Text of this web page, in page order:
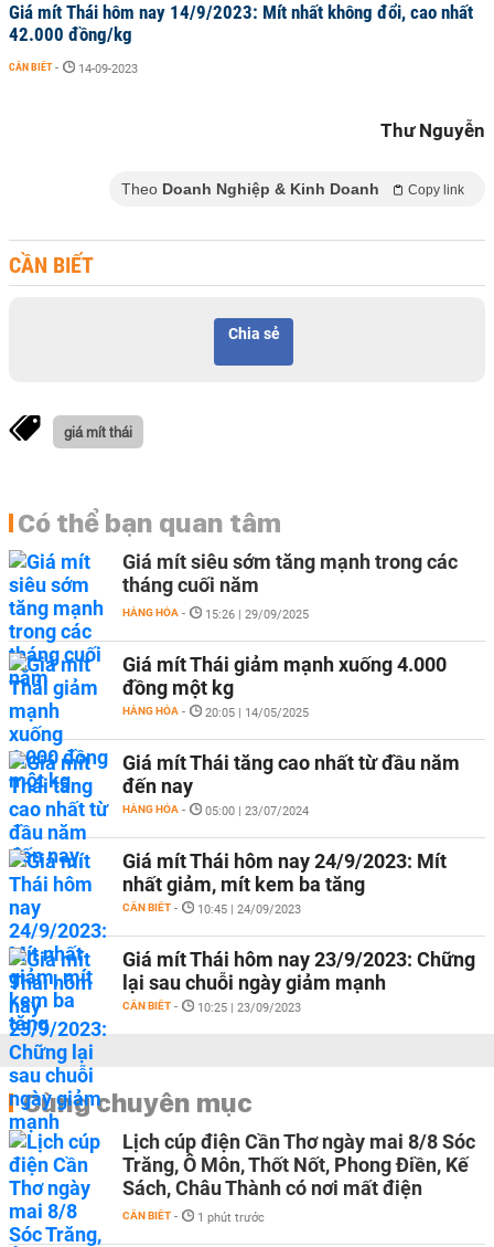
Giá mít Thái hôm nay 14/9/2023: Mít nhất không đổi, cao nhất
42.000 đồng/kg
CẦN BIẾT - 14-09-2023
Thư Nguyễn
Theo Doanh Nghiệp & Kinh Doanh Copy link
CẦN BIẾT
Chia sẻ
giá mít thái
Có thể bạn quan tâm
Giá mít siêu sớm tăng mạnh trong các
tháng cuối năm
HÀNG HÓA - 15:26 | 29/09/2025
Giá mít Thái giảm mạnh xuống 4.000
đồng một kg
HÀNG HÓA - 20:05 | 14/05/2025
Giá mít Thái tăng cao nhất từ đầu năm
đến nay
HÀNG HÓA - 05:00 | 23/07/2024
Giá mít Thái hôm nay 24/9/2023: Mít
nhất giảm, mít kem ba tăng
CẦN BIẾT - 10:45 | 24/09/2023
Giá mít Thái hôm nay 23/9/2023: Chững
lại sau chuỗi ngày giảm mạnh
CẦN BIẾT - 10:25 | 23/09/2023
Cùng chuyên mục
Lịch cúp điện Cần Thơ ngày mai 8/8 Sóc
Trăng, Ô Môn, Thốt Nốt, Phong Điền, Kế
Sách, Châu Thành có nơi mất điện
CẦN BIẾT - 1 phút trước